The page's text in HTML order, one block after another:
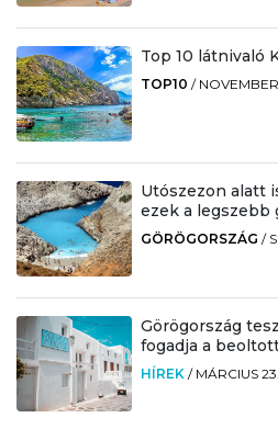
Top 10 látnivaló
TOP10 /
Utószezon alatt
ezek a legszebb
GÖRÖGORSZÁG /
Görögország
fogadja a
HÍREK / MÁRCIUS 23.